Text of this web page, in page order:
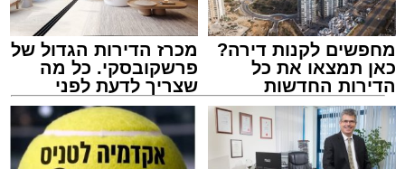
צילום: דוברות איחוד הצלה
מערכת האתר / 15:39 07.08.26
מחפשים לקנות דירה?
כאן תמצאו את כל
הדירות החדשות
למכירה באשדוד >>>
מכרז הדירות הגדול של
פרשקובסקי. כל מה
שצריך לדעת לפני
שמגישים הצעה לדירה
באשדוד